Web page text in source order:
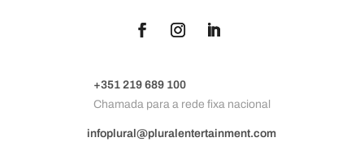
+351 219 689 100
Chamada para a rede fixa nacional
infoplural@pluralentertainment.com